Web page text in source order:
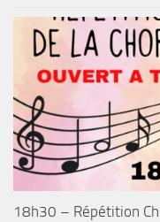
18h30 – Répétition